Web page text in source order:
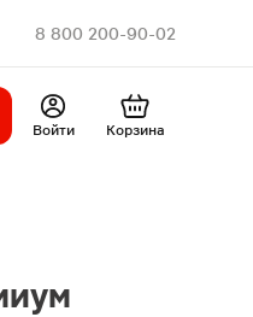
8 800 200-90-02
Войти Корзина